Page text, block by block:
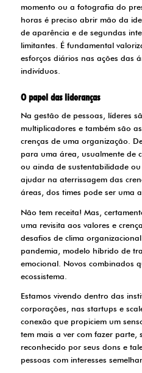
momento ou a fotografia do
horas é preciso abrir mão da
de aparência e de segundas
limitantes. É fundamental
esforços diários nas ações das
indivíduos.
O papel das lideranças
Na gestão de pessoas, líderes
multiplicadores e também são
crenças de uma organização.
para uma área, usualmente de
ou ainda de sustentabilidade
ajudar na aterrissagem das
áreas, dos times pode ser uma
Não tem receita! Mas,
uma revisita aos valores e
desafios de clima
pandemia, modelo híbrido de
emocional. Novos combinados
ecossistema.
Estamos vivendo dentro das
corporações, nas startups e
conexão que propiciem um
tem mais a ver com fazer parte,
reconhecido por seus dons e
pessoas com interesses